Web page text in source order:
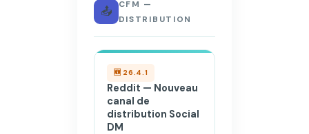
📤
CFM —
DISTRIBUTION
🆕 26.4.1
Reddit — Nouveau
canal de
distribution Social
DM